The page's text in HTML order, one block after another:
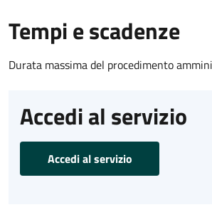
Tempi e scadenze
Durata massima del procedimento
Accedi al servizio
Accedi al servizio